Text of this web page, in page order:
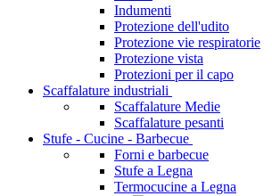
Indumenti
Protezione dell'udito
Protezione vie respiratorie
Protezione vista
Protezioni per il capo
Scaffalature industriali
Scaffalature Medie
Scaffalature pesanti
Stufe - Cucine - Barbecue
Forni e barbecue
Stufe a Legna
Termocucine a Legna